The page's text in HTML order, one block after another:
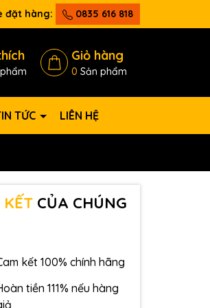
đặt hàng: 0835 616 818
Giỏ hàng
0 Sản phẩm
TỨC LIÊN HỆ
KẾTCỦA CHÚNG
kết 100% chính hãng
tiền 111% nếu hàng